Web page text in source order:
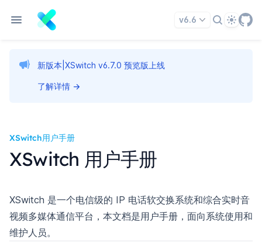
v6.6 Theme
新版本|XSwitch v6.7.0 预览版上线
了解详情 →
XSwitch用户手册
XSwitch 用户手册
XSwitch 是一个电信级的 IP 电话软交换系统和综合实时音
视频多媒体通信平台，本文档是用户手册，面向系统使用和
维护人员。